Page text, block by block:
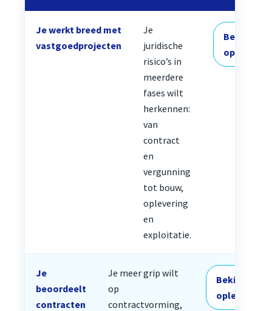
Je werkt breed met
vastgoedprojecten
Je
juridische
risico’s in
meerdere
fases wilt
herkennen:
van
contract
en
vergunning
tot bouw,
oplevering
en
exploitatie.
Bekijk
opleiding
Je
beoordeelt
contracten
Je meer grip wilt
op
contractvorming,
Bekijk
opleiding